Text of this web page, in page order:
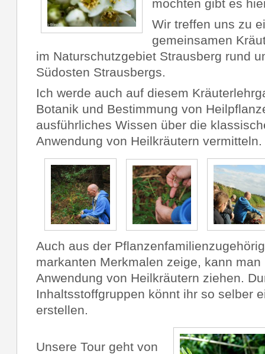
möchten gibt es
Wir treffen uns zu
gemeinsamen
im Naturschutzgebiet Strausberg rund
Südosten Strausbergs.
Ich werde auch auf diesem
Botanik und Bestimmung von
ausführliches Wissen über die
Anwendung von Heilkräutern vermitteln.
Auch aus der
markanten Merkmalen zeige, kann
Anwendung von Heilkräutern ziehen.
Inhaltsstoffgruppen könnt ihr so selber
erstellen.
Unsere Tour geht von